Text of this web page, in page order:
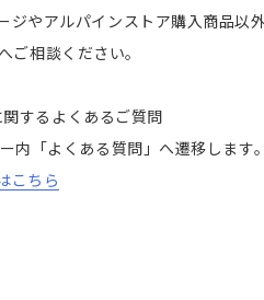
ジやアルパインストア購入商品以
ご相談ください。
するよくあるご質問
内「よくある質問」へ遷移します。
こちら